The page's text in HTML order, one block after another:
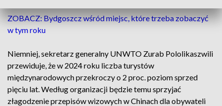
ZOBACZ: Bydgoszcz wśród miejsc, które trzeba zobaczyć
w tym roku
Niemniej, sekretarz generalny UNWTO Zurab Pololikaszwili
przewiduje, że w 2024 roku liczba turystów
międzynarodowych przekroczy o 2 proc. poziom sprzed
pięciu lat. Według organizacji będzie temu sprzyjać
złagodzenie przepisów wizowych w Chinach dla obywateli